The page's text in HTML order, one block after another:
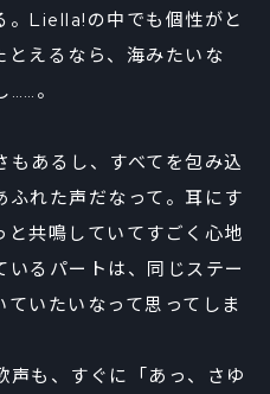
。Liella!の中でも個性がと
とえるなら、海みたいな
。
あるし、すべてを包み込
ふれた声だなって。耳にす
と共鳴していてすごく心地
いるパートは、同じステー
いたいなって思ってしま
も、すぐに「あっ、さゆ